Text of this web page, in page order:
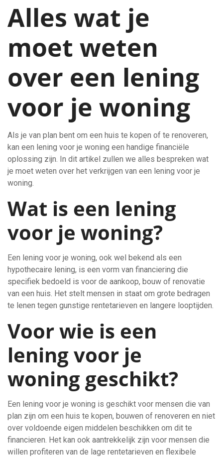
Alles wat je
moet weten
over een lening
voor je woning
Als je van plan bent om een huis te kopen of te renoveren,
kan een lening voor je woning een handige financiële
oplossing zijn. In dit artikel zullen we alles bespreken wat
je moet weten over het verkrijgen van een lening voor je
woning.
Wat is een lening
voor je woning?
Een lening voor je woning, ook wel bekend als een
hypothecaire lening, is een vorm van financiering die
specifiek bedoeld is voor de aankoop, bouw of renovatie
van een huis. Het stelt mensen in staat om grote bedragen
te lenen tegen gunstige rentetarieven en langere looptijden.
Voor wie is een
lening voor je
woning geschikt?
Een lening voor je woning is geschikt voor mensen die van
plan zijn om een huis te kopen, bouwen of renoveren en niet
over voldoende eigen middelen beschikken om dit te
financieren. Het kan ook aantrekkelijk zijn voor mensen die
willen profiteren van de lage rentetarieven en flexibele